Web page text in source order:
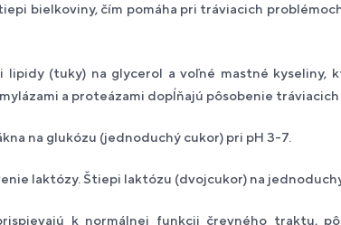
bielkoviny, čím pomáha pri tráviacich
(tuky) na glycerol a voľné mastné kyseliny,
a proteázami dopĺňajú pôsobenie tráviacich
na glukózu (jednoduchý cukor) pri pH 3-7.
laktózy. Štiepi laktózu (dvojcukor) na
k normálnej funkcii črevného traktu,